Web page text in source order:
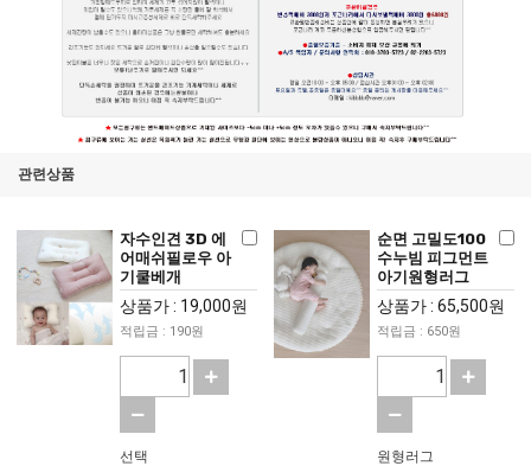
관련상품
자수인견 3D 에
어매쉬필로우 아
기쿨베개
상품가 : 19,000원
적립금 : 190원
선택
순면 고밀도100
수누빔 피그먼트
아기원형러그
상품가 : 65,500원
적립금 : 650원
원형러그